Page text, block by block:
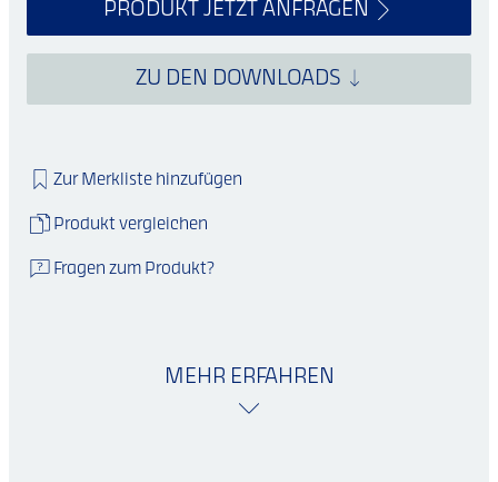
PRODUKT JETZT ANFRAGEN
ZU DEN DOWNLOADS
Zur Merkliste hinzufügen
Produkt vergleichen
Fragen zum Produkt?
MEHR ERFAHREN